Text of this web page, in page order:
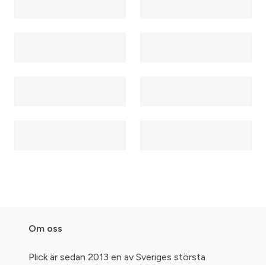
Om oss
Plick är sedan 2013 en av Sveriges största